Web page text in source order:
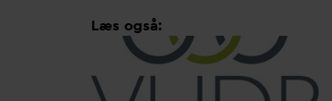
Læs også: